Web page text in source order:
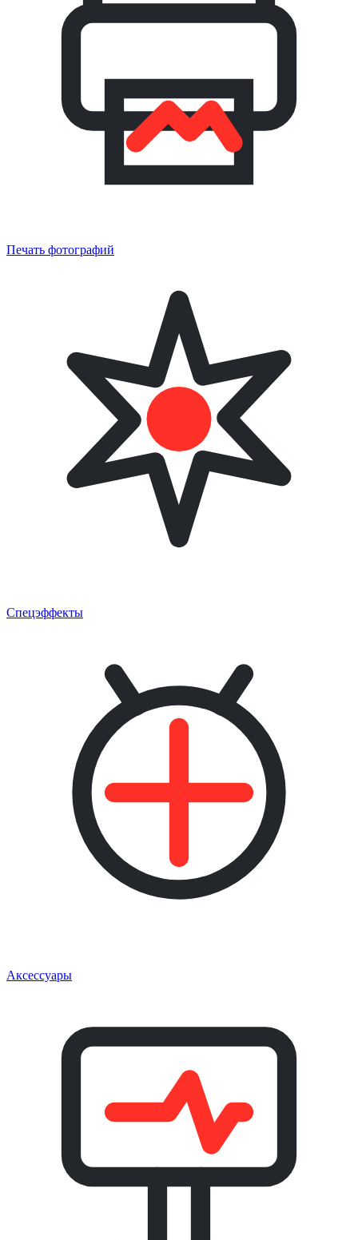
Печать фотографий
Спецэффекты
Аксессуары